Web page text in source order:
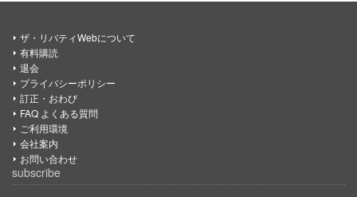
ザ・リバティWebについて
有料購読
退会
プライバシーポリシー
訂正・おわび
FAQ よくある質問
ご利用環境
会社案内
お問い合わせ
subscribe